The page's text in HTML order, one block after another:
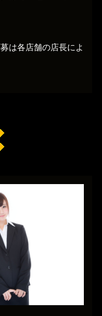
は各店舗の店長によ